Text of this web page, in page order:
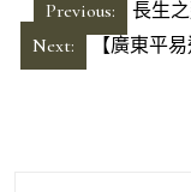
章
導
Previous:
長生
Next:
【廣東平